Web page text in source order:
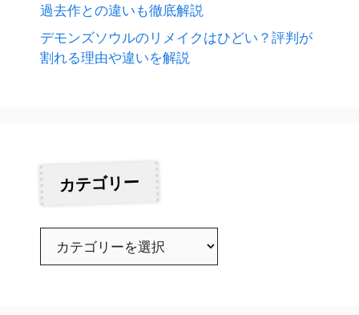
過去作との違いも徹底解説
デモンズソウルのリメイクはひどい？評判が
割れる理由や違いを解説
カテゴリー